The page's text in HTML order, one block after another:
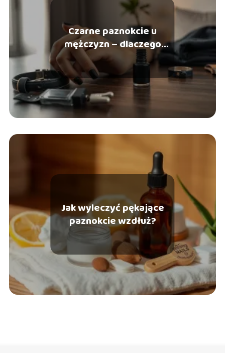
Czarne paznokcie u
mężczyzn – dlaczego
warto je nosić?
Jak wyleczyć pękające
paznokcie wzdłuż?